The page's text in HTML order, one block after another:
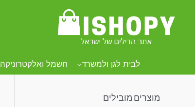
לבית לגן ולמשרד חשמל ואלקטרוניקה
קטגוריות מוצרים
מוצרים מובילים